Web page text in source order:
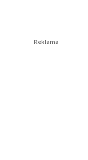
Reklama